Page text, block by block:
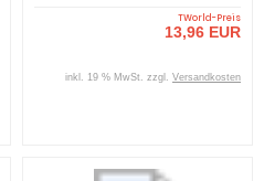
TWorld-Preis
13,96 EUR
inkl. 19 % MwSt. zzgl. Versandkosten